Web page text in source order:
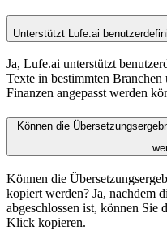
Unterstützt Lufe.ai
Ja, Lufe.ai unterstützt
Texte in bestimmten
Finanzen angepasst werden
Können die
Können die
kopiert werden? Ja, nachdem
abgeschlossen ist, können Sie
Klick kopieren.